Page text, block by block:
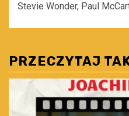
Stevie Wonder, Paul
PRZECZYTAJ